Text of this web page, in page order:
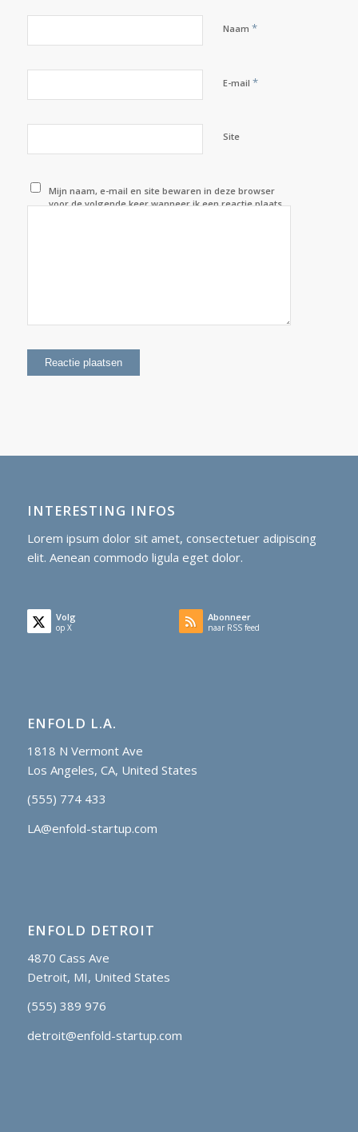
Naam *
E-mail *
Site
Mijn naam, e-mail en site bewaren in deze browser
voor de volgende keer wanneer ik een reactie plaats.
INTERESTING INFOS
Lorem ipsum dolor sit amet, consectetuer adipiscing
elit. Aenean commodo ligula eget dolor.
Volg
op X
Abonneer
naar RSS feed
ENFOLD L.A.
1818 N Vermont Ave
Los Angeles, CA, United States
(555) 774 433
LA@enfold-startup.com
ENFOLD DETROIT
4870 Cass Ave
Detroit, MI, United States
(555) 389 976
detroit@enfold-startup.com